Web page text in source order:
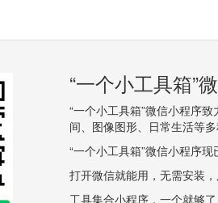
“一个小工具箱”
“一个小工具箱”微信小程序
间、图像图形、日常生活等多
“一个小工具箱”微信小程序
打开微信就能用，无需安装，
工具集合小程序，一个就够了